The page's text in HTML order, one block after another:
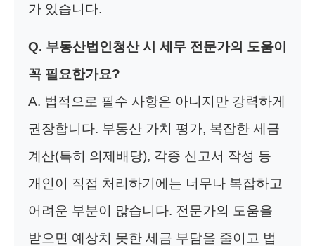
가 있습니다.
Q. 부동산법인청산 시 세무 전문가의 도움이
꼭 필요한가요?
A. 법적으로 필수 사항은 아니지만 강력하게
권장합니다. 부동산 가치 평가, 복잡한 세금
계산(특히 의제배당), 각종 신고서 작성 등
개인이 직접 처리하기에는 너무나 복잡하고
어려운 부분이 많습니다. 전문가의 도움을
받으면 예상치 못한 세금 부담을 줄이고 법